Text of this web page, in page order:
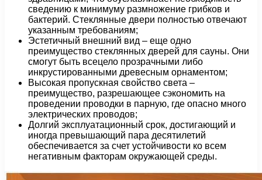
сведению к минимуму размножение грибков и
бактерий. Стеклянные двери полностью отвечают
указанным требованиям;
Эстетичный внешний вид – еще одно
преимущество стеклянных дверей для сауны. Они
смогут быть всецело прозрачными либо
инкрустированными древесным орнаментом;
Высокая пропускная свойство света –
преимущество, разрешающее сэкономить на
проведении проводки в парную, где опасно много
электрических проводов;
Долгий эксплуатационный срок, достигающий и
иногда превышающий пара десятилетий
обеспечивается за счет устойчивости ко всем
негативным факторам окружающей среды.